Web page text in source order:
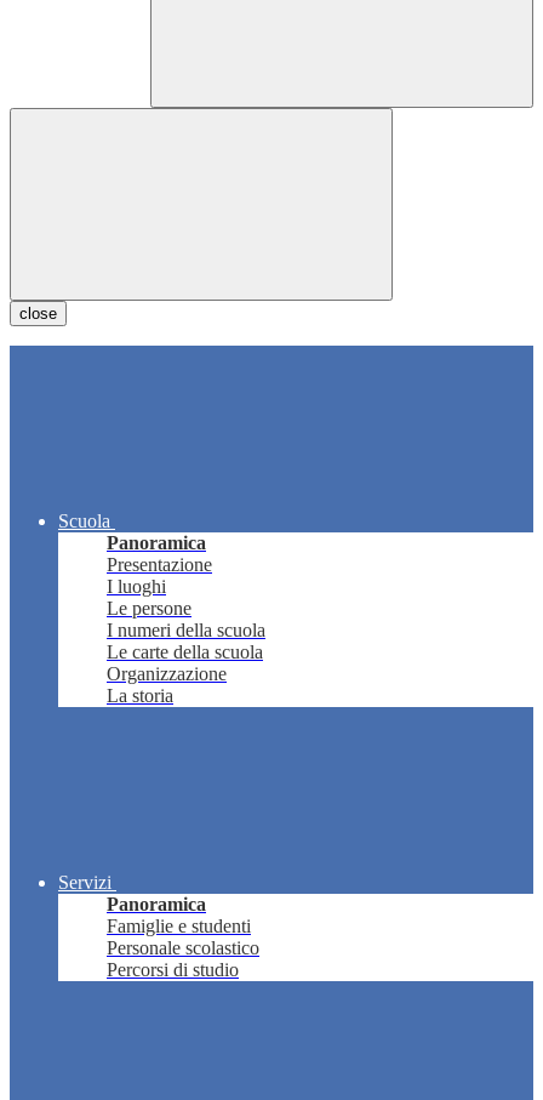
close
Scuola
Panoramica
Presentazione
I luoghi
Le persone
I numeri della scuola
Le carte della scuola
Organizzazione
La storia
Servizi
Panoramica
Famiglie e studenti
Personale scolastico
Percorsi di studio